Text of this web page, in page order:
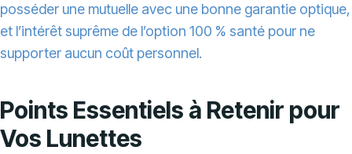
posséder une mutuelle avec une bonne garantie optique,
et l’intérêt suprême de l’option 100 % santé pour ne
supporter aucun coût personnel.
Points Essentiels à Retenir pour
Vos Lunettes